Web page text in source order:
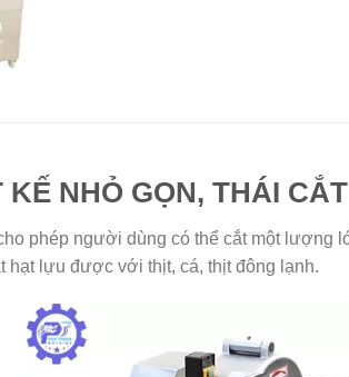
NHỎ GỌN, THÁI
phép người dùng có thể cắt một lượng
hạt lựu được với thịt, cá, thịt đông lạnh.